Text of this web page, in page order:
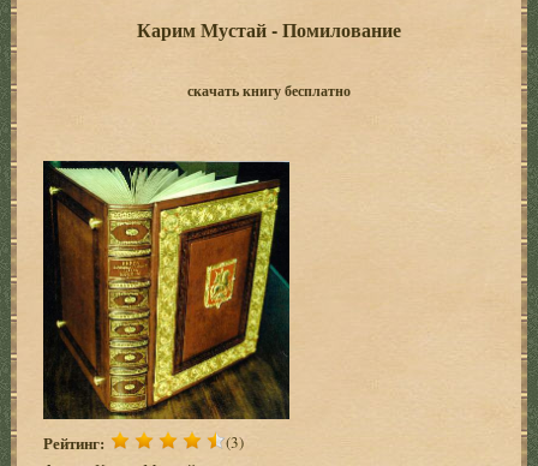
Карим Мустай - Помилование
скачать книгу бесплатно
Рейтинг: (3)